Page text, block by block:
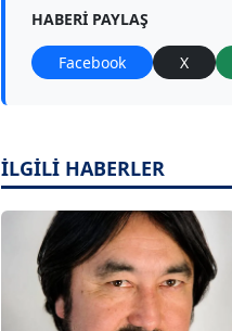
HABERI PAYLAŞ
Facebook X
İLGİLİ HABERLER